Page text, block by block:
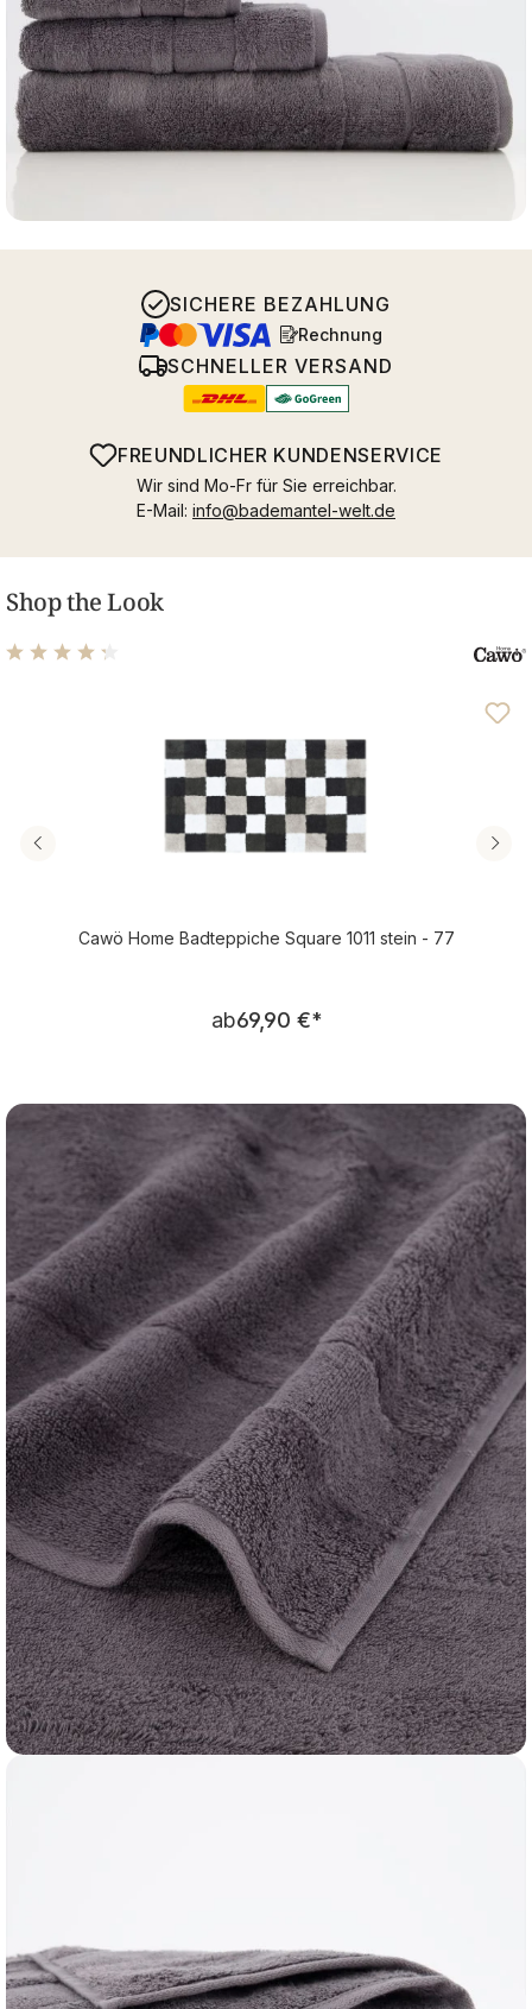
SICHERE BEZAHLUNG
Rechnung
SCHNELLER VERSAND
FREUNDLICHER KUNDENSERVICE
Wir sind Mo-Fr für Sie erreichbar.
E-Mail: info@bademantel-welt.de
Shop the Look
Cawö Home Badteppiche Square 1011 stein - 77
Regulärer Preis:
ab69,90 €*